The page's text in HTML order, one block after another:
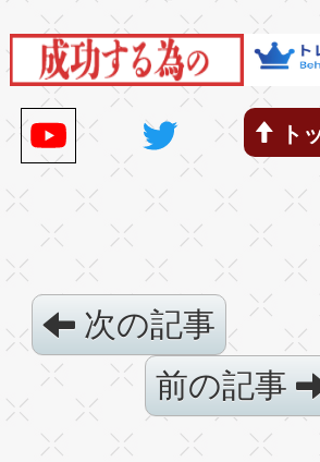
ト
次の記事
前の記事